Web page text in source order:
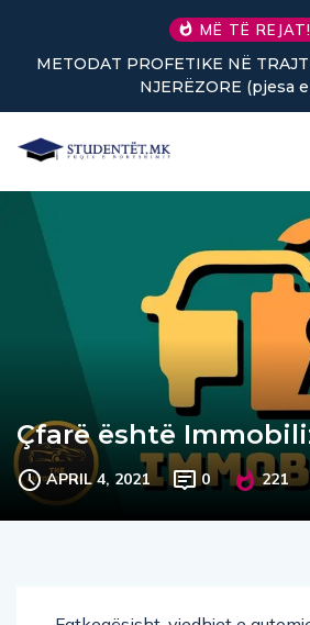
MË TË REJAT!
Nuk keni vullnet për të
rikthejnë
Çfarë është
APRIL 4, 2021 0 221